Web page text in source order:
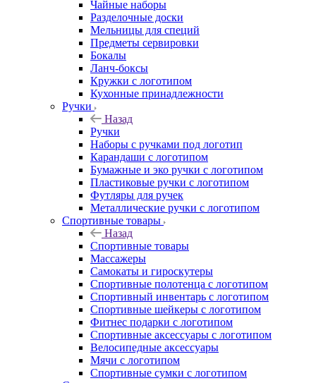
Чайные наборы
Разделочные доски
Мельницы для специй
Предметы сервировки
Бокалы
Ланч-боксы
Кружки с логотипом
Кухонные принадлежности
Ручки
Назад
Ручки
Наборы с ручками под логотип
Карандаши с логотипом
Бумажные и эко ручки с логотипом
Пластиковые ручки с логотипом
Футляры для ручек
Металлические ручки с логотипом
Спортивные товары
Назад
Спортивные товары
Массажеры
Самокаты и гироскутеры
Спортивные полотенца с логотипом
Спортивный инвентарь с логотипом
Спортивные шейкеры с логотипом
Фитнес подарки с логотипом
Спортивные аксессуары с логотипом
Велосипедные аксессуары
Мячи с логотипом
Спортивные сумки с логотипом